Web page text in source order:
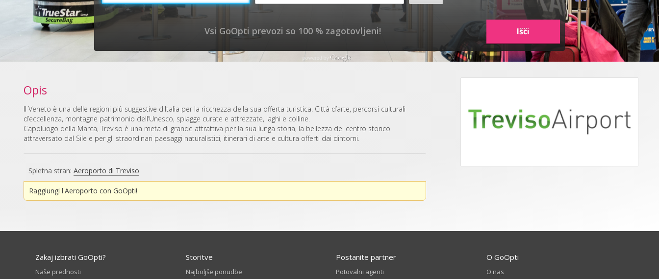
Vsi GoOpti prevozi so 100 % zagotovljeni!
Opis
Il Veneto è una delle regioni più suggestive d'Italia per la ricchezza della sua offerta turistica. Città d’arte, percorsi culturali
d’eccellenza, montagne patrimonio dell’Unesco, spiagge curate e attrezzate, laghi e colline.
Capoluogo della Marca, Treviso è una meta di grande attrattiva per la sua lunga storia, la bellezza del centro storico
attraversato dal Sile e per gli straordinari paesaggi naturalistici, itinerari di arte e cultura offerti dai dintorni.
Spletna stran:Aeroporto di Treviso
Raggiungi l'Aeroporto con GoOpti!
Zakaj izbrati GoOpti?
Naše prednosti
Storitve
Najboljše ponudbe
Postanite partner
Potovalni agenti
O GoOpti
O nas